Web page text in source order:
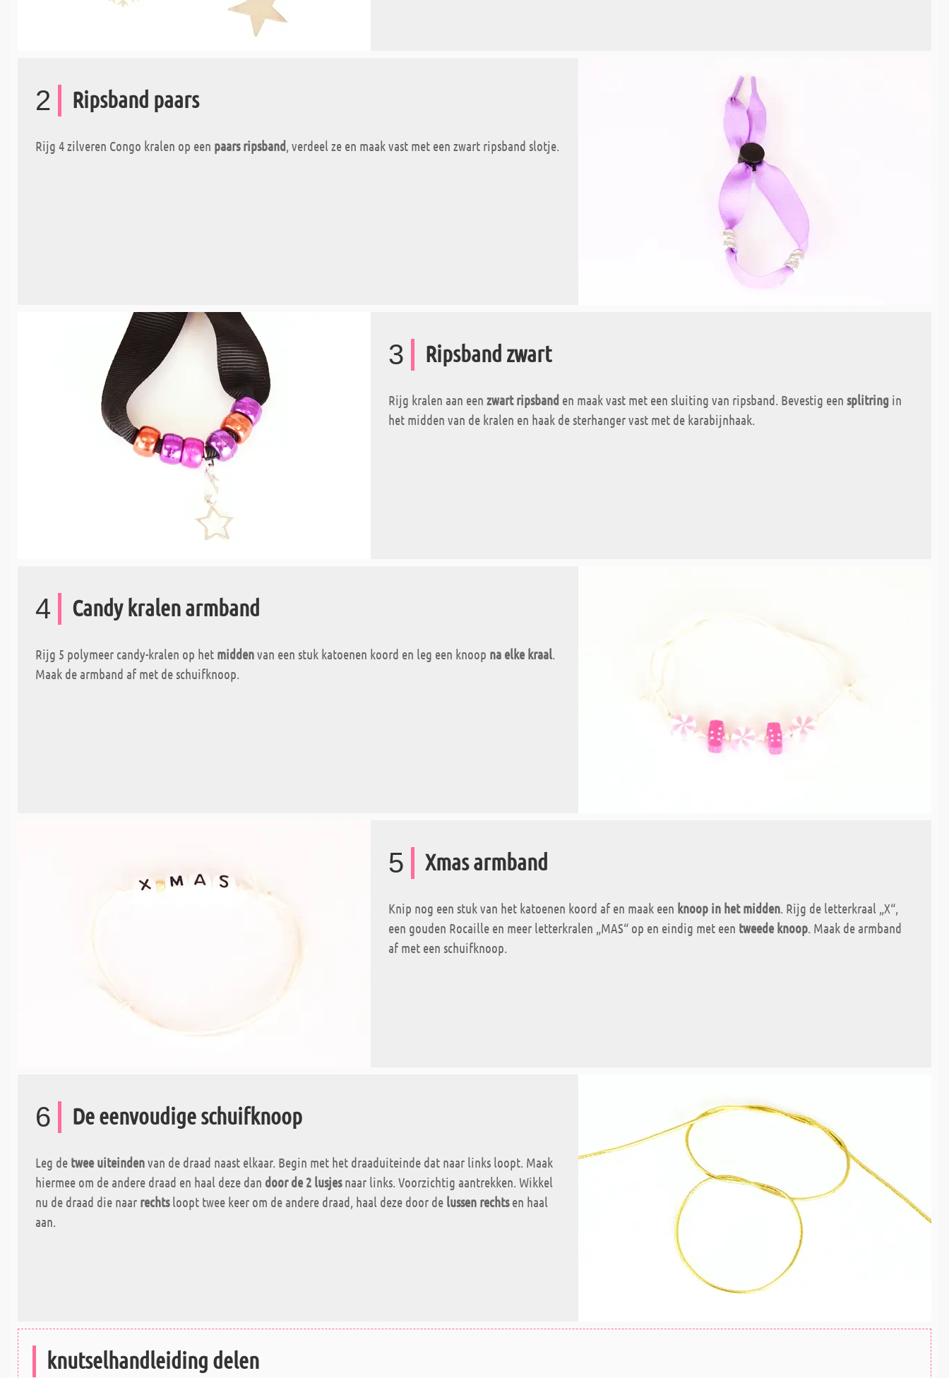
2 Ripsband paars
Rijg 4 zilveren Congo kralen op een paars ripsband, verdeel ze en maak vast met een zwart ripsband slotje.
3 Ripsband zwart
Rijg kralen aan een zwart ripsband en maak vast met een sluiting van ripsband. Bevestig een splitring in
het midden van de kralen en haak de sterhanger vast met de karabijnhaak.
4 Candy kralen armband
Rijg 5 polymeer candy-kralen op het middenvan een stuk katoenen koord en leg een knoop na elke kraal.
Maak de armband af met de schuifknoop.
5 Xmas armband
Knip nog een stuk van het katoenen koord af en maak een knoop in het midden. Rijg de letterkraal „X“,
een gouden Rocaille en meer letterkralen „MAS“ op en eindig met een tweede knoop. Maak de armband
af met een schuifknoop.
6 De eenvoudige schuifknoop
Leg de twee uiteindenvan de draad naast elkaar. Begin met het draaduiteinde dat naar links loopt. Maak
hiermee om de andere draad en haal deze dan door de 2 lusjesnaar links. Voorzichtig aantrekken. Wikkel
nu de draad die naar rechtsloopt twee keer om de andere draad, haal deze door de lussen rechtsen haal
aan.
knutselhandleiding delen